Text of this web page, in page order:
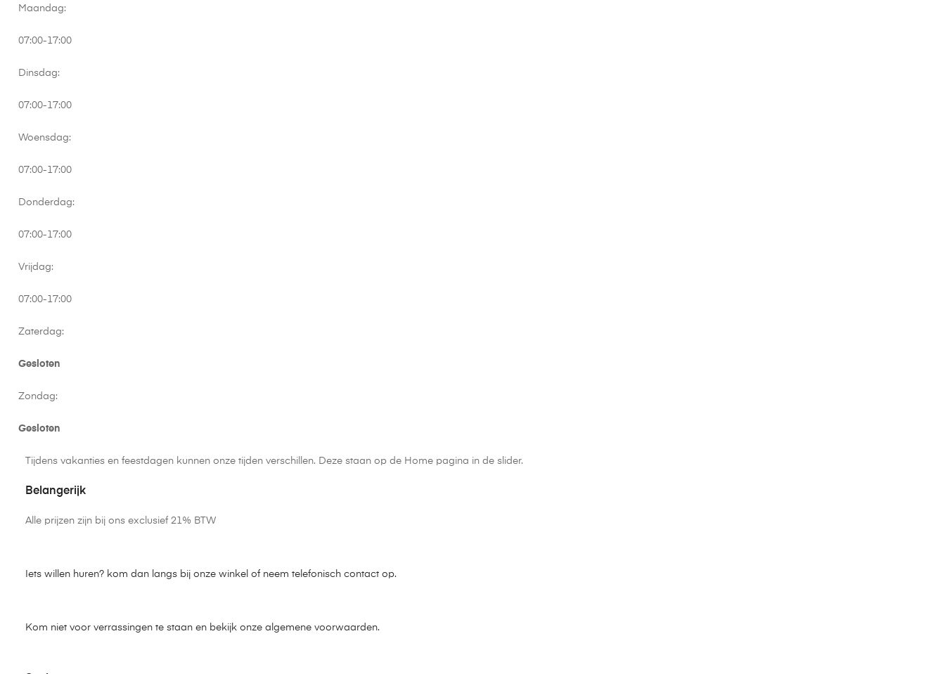
Maandag:
07:00-17:00
Dinsdag:
07:00-17:00
Woensdag:
07:00-17:00
Donderdag:
07:00-17:00
Vrijdag:
07:00-17:00
Zaterdag:
Gesloten
Zondag:
Gesloten
Tijdens vakanties en feestdagen kunnen onze tijden verschillen. Deze staan op de Home pagina in de slider.
Belangerijk
Alle prijzen zijn bij ons exclusief 21% BTW
Iets willen huren? kom dan langs bij onze winkel of neem telefonisch contact op.
Kom niet voor verrassingen te staan en bekijk onze algemene voorwaarden.